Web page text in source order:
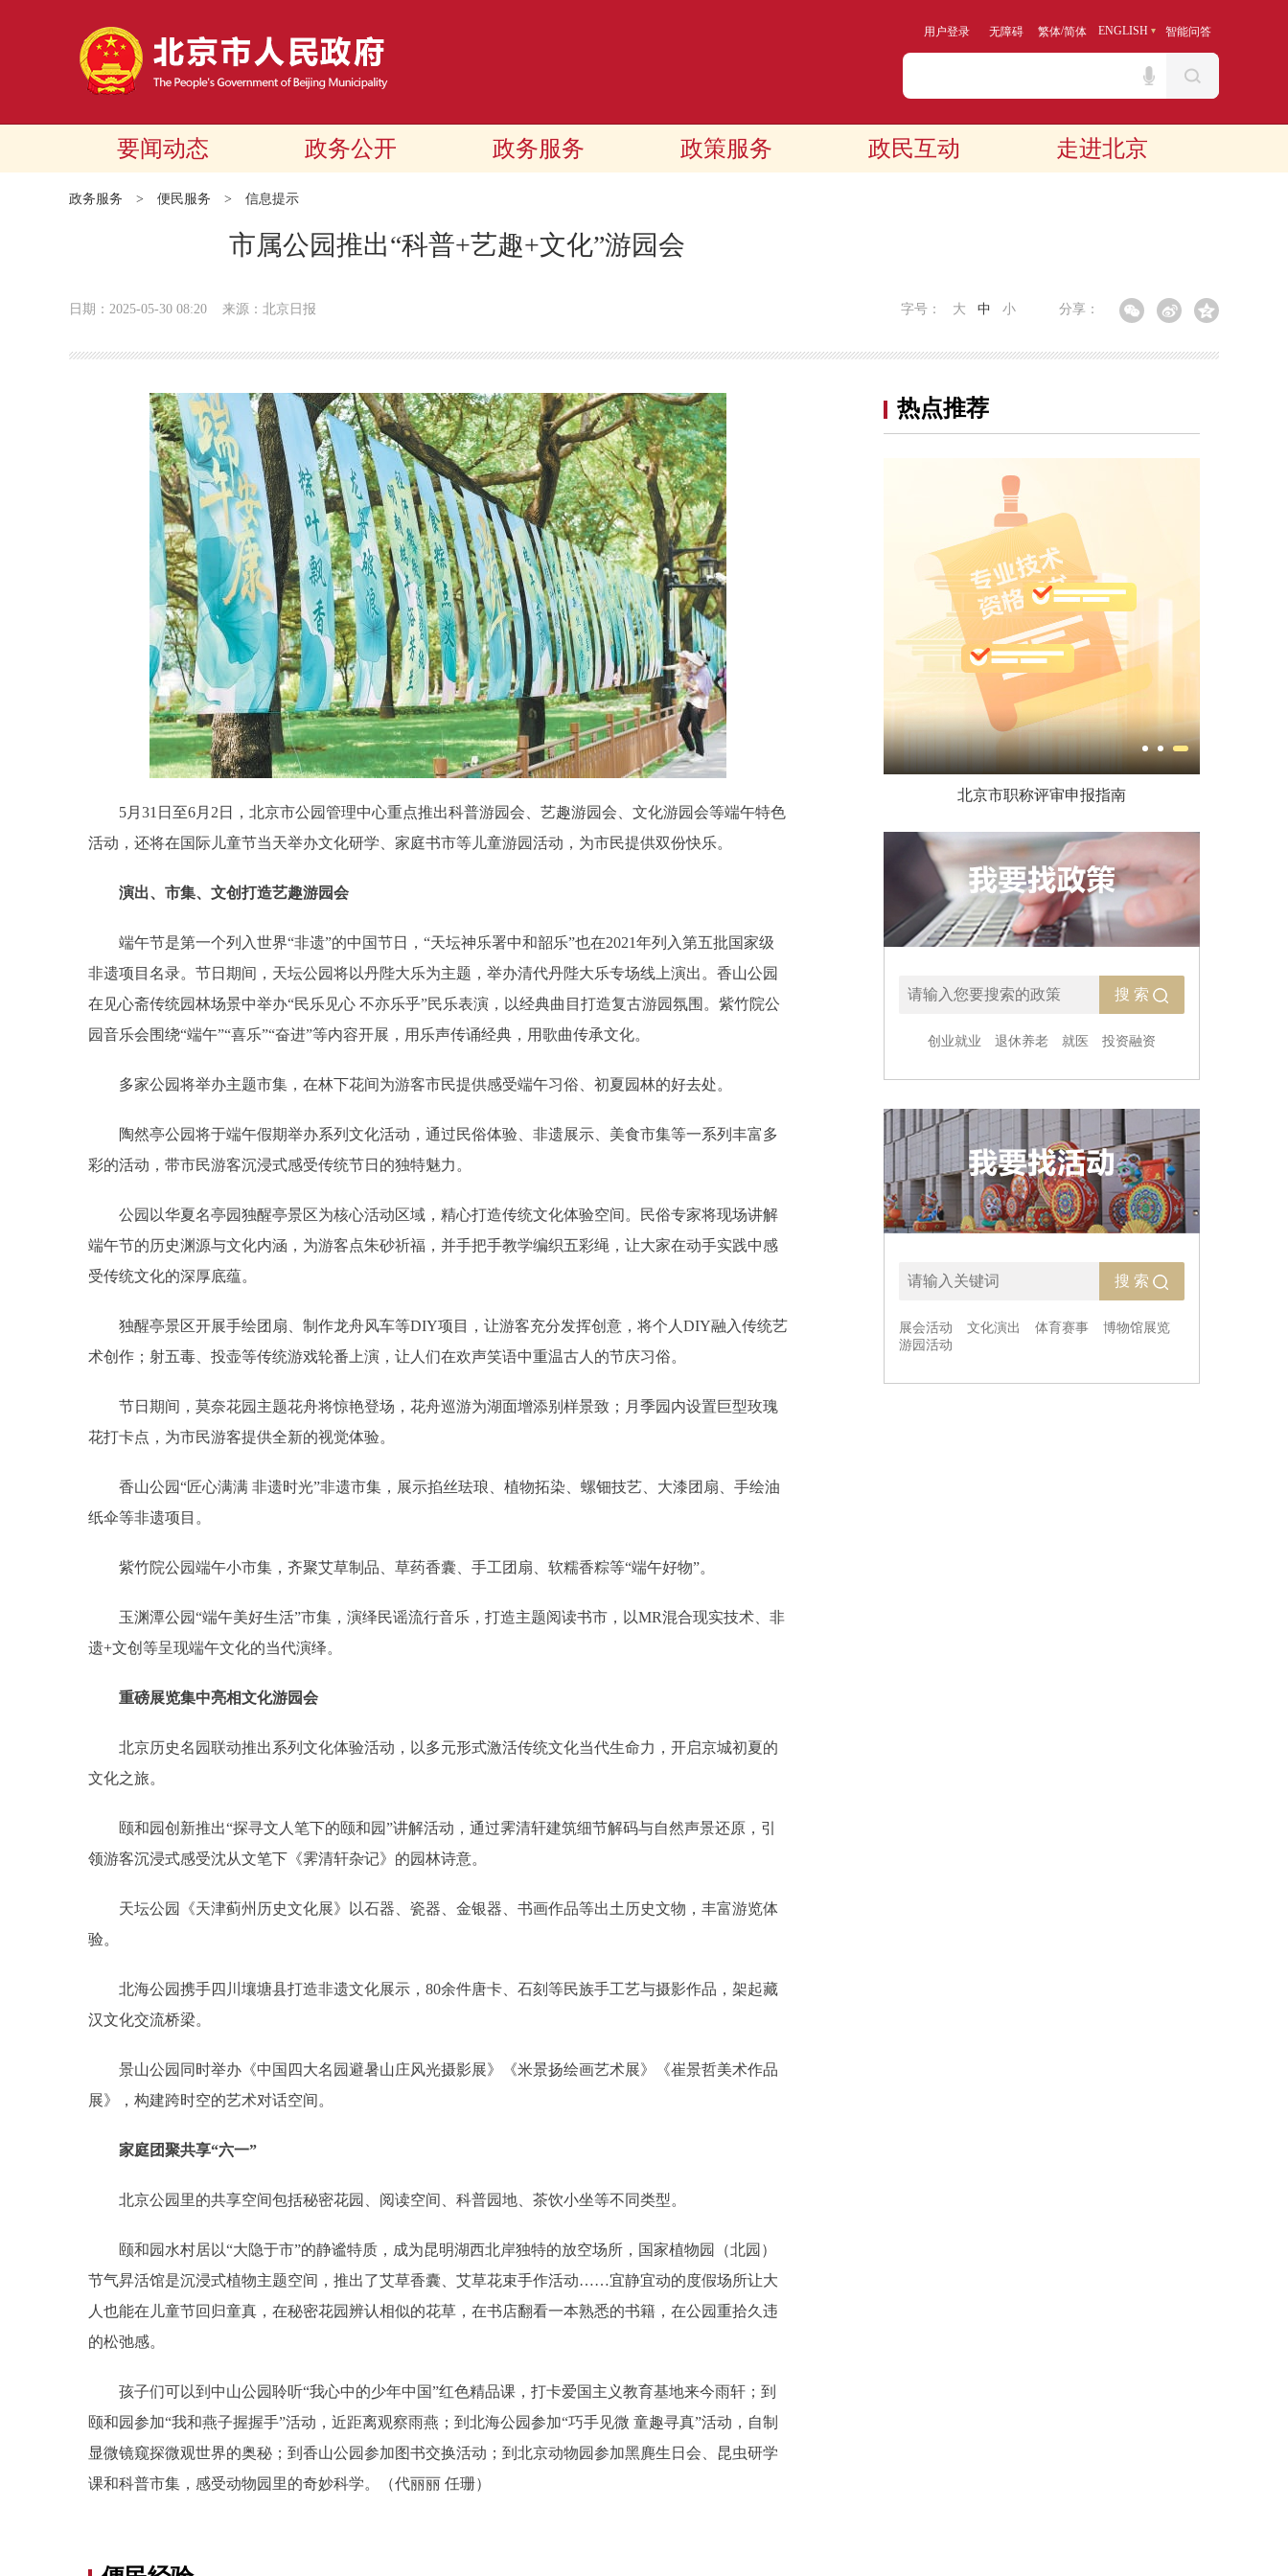
用户登录 无障碍 繁体/简体 ENGLISH 智能问答
要闻动态 政务公开 政务服务 政策服务 政民互动 走进北京
政务服务 > 便民服务 > 信息提示
市属公园推出“科普+艺趣+文化”游园会
日期：2025-05-30 08:20 来源：北京日报 分享：
字号： 大 中 小
5月31日至6月2日，北京市公园管理中心重点推出科普游园会、艺趣游园会、文化游园会等端午特色
活动，还将在国际儿童节当天举办文化研学、家庭书市等儿童游园活动，为市民提供双份快乐。
演出、市集、文创打造艺趣游园会
端午节是第一个列入世界“非遗”的中国节日，“天坛神乐署中和韶乐”也在2021年列入第五批国家级
非遗项目名录。节日期间，天坛公园将以丹陛大乐为主题，举办清代丹陛大乐专场线上演出。香山公园
在见心斋传统园林场景中举办“民乐见心 不亦乐乎”民乐表演，以经典曲目打造复古游园氛围。紫竹院公
园音乐会围绕“端午”“喜乐”“奋进”等内容开展，用乐声传诵经典，用歌曲传承文化。
多家公园将举办主题市集，在林下花间为游客市民提供感受端午习俗、初夏园林的好去处。
陶然亭公园将于端午假期举办系列文化活动，通过民俗体验、非遗展示、美食市集等一系列丰富多
彩的活动，带市民游客沉浸式感受传统节日的独特魅力。
公园以华夏名亭园独醒亭景区为核心活动区域，精心打造传统文化体验空间。民俗专家将现场讲解
端午节的历史渊源与文化内涵，为游客点朱砂祈福，并手把手教学编织五彩绳，让大家在动手实践中感
受传统文化的深厚底蕴。
独醒亭景区开展手绘团扇、制作龙舟风车等DIY项目，让游客充分发挥创意，将个人DIY融入传统艺
术创作；射五毒、投壶等传统游戏轮番上演，让人们在欢声笑语中重温古人的节庆习俗。
节日期间，莫奈花园主题花舟将惊艳登场，花舟巡游为湖面增添别样景致；月季园内设置巨型玫瑰
花打卡点，为市民游客提供全新的视觉体验。
香山公园“匠心满满 非遗时光”非遗市集，展示掐丝珐琅、植物拓染、螺钿技艺、大漆团扇、手绘油
纸伞等非遗项目。
紫竹院公园端午小市集，齐聚艾草制品、草药香囊、手工团扇、软糯香粽等“端午好物”。
玉渊潭公园“端午美好生活”市集，演绎民谣流行音乐，打造主题阅读书市，以MR混合现实技术、非
遗+文创等呈现端午文化的当代演绎。
重磅展览集中亮相文化游园会
北京历史名园联动推出系列文化体验活动，以多元形式激活传统文化当代生命力，开启京城初夏的
文化之旅。
颐和园创新推出“探寻文人笔下的颐和园”讲解活动，通过霁清轩建筑细节解码与自然声景还原，引
领游客沉浸式感受沈从文笔下《霁清轩杂记》的园林诗意。
天坛公园《天津蓟州历史文化展》以石器、瓷器、金银器、书画作品等出土历史文物，丰富游览体
验。
北海公园携手四川壤塘县打造非遗文化展示，80余件唐卡、石刻等民族手工艺与摄影作品，架起藏
汉文化交流桥梁。
景山公园同时举办《中国四大名园避暑山庄风光摄影展》《米景扬绘画艺术展》《崔景哲美术作品
展》，构建跨时空的艺术对话空间。
家庭团聚共享“六一”
北京公园里的共享空间包括秘密花园、阅读空间、科普园地、茶饮小坐等不同类型。
颐和园水村居以“大隐于市”的静谧特质，成为昆明湖西北岸独特的放空场所，国家植物园（北园）
节气昇活馆是沉浸式植物主题空间，推出了艾草香囊、艾草花束手作活动……宜静宜动的度假场所让大
人也能在儿童节回归童真，在秘密花园辨认相似的花草，在书店翻看一本熟悉的书籍，在公园重拾久违
的松弛感。
孩子们可以到中山公园聆听“我心中的少年中国”红色精品课，打卡爱国主义教育基地来今雨轩；到
颐和园参加“我和燕子握握手”活动，近距离观察雨燕；到北海公园参加“巧手见微 童趣寻真”活动，自制
显微镜窥探微观世界的奥秘；到香山公园参加图书交换活动；到北京动物园参加黑麂生日会、昆虫研学
课和科普市集，感受动物园里的奇妙科学。（代丽丽 任珊）
热点推荐